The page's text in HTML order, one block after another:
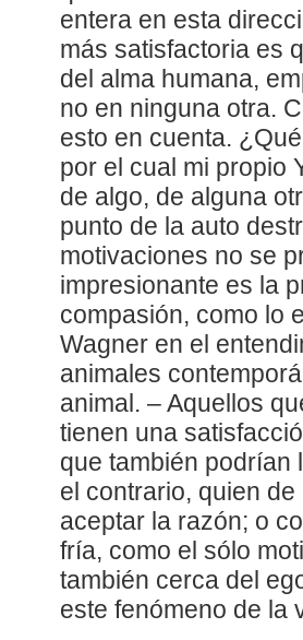
entera en esta
más satisfactoria es
del alma humana,
no en ninguna otra.
esto en cuenta.
por el cual mi propio
de algo, de alguna
punto de la auto
motivaciones no se
impresionante es la
compasión, como lo
Wagner en el
animales
animal. – Aquellos
tienen una
que también podrían
el contrario, quien
aceptar la razón; o
fría, como el sólo
también cerca del
este fenómeno de la